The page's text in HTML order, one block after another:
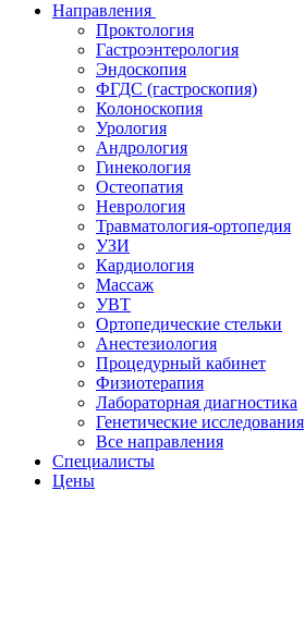
Направления
Проктология
Гастроэнтерология
Эндоскопия
ФГДС (гастроскопия)
Колоноскопия
Урология
Андрология
Гинекология
Остеопатия
Неврология
Травматология-ортопедия
УЗИ
Кардиология
Массаж
УВТ
Ортопедические стельки
Анестезиология
Процедурный кабинет
Физиотерапия
Лабораторная диагностика
Генетические исследования
Все направления
Специалисты
Цены